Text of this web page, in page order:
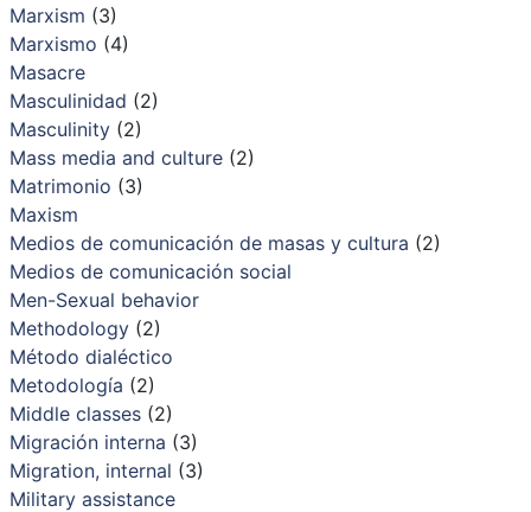
Marxism (3)
Marxismo (4)
Masacre
Masculinidad (2)
Masculinity(2)
Mass media and culture(2)
Matrimonio (3)
Maxism
Medios de comunicación de masas y cultura (2)
Medios de comunicación social
Men-Sexual behavior
Methodology(2)
Método dialéctico
Metodología (2)
Middle classes(2)
Migración interna (3)
Migration, internal (3)
Military assistance